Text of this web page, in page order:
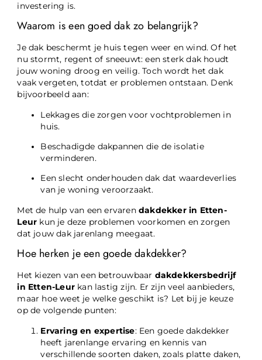
investering is.
Waarom is een goed dak zo belangrijk?
Je dak beschermt je huis tegen weer en wind. Of het
nu stormt, regent of sneeuwt: een sterk dak houdt
jouw woning droog en veilig. Toch wordt het dak
vaak vergeten, totdat er problemen ontstaan. Denk
bijvoorbeeld aan:
Lekkages die zorgen voor vochtproblemen in
huis.
Beschadigde dakpannen die de isolatie
verminderen.
Een slecht onderhouden dak dat waardeverlies
van je woning veroorzaakt.
Met de hulp van een ervarendakdekker in Etten-
Leur kun je deze problemen voorkomen en zorgen
dat jouw dak jarenlang meegaat.
Hoe herken je een goede dakdekker?
Het kiezen van een betrouwbaar dakdekkersbedrijf
in Etten-Leur kan lastig zijn. Er zijn veel aanbieders,
maar hoe weet je welke geschikt is? Let bij je keuze
op de volgende punten:
Ervaring en expertise: Een goede dakdekker
heeft jarenlange ervaring en kennis van
verschillende soorten daken, zoals platte daken,